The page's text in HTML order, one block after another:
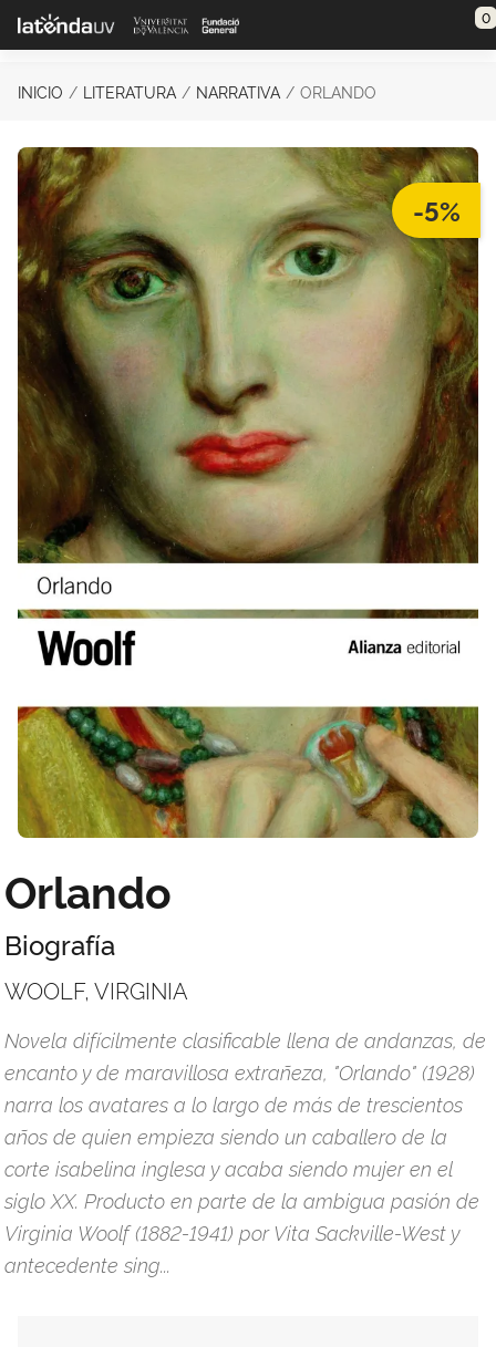
Saltar al contenido principal 0
INICIO LITERATURA NARRATIVA ORLANDO
-5%
Orlando
Biografía
WOOLF, VIRGINIA
Novela difícilmente clasificable llena de andanzas, de
encanto y de maravillosa extrañeza, "Orlando" (1928)
narra los avatares a lo largo de más de trescientos
años de quien empieza siendo un caballero de la
corte isabelina inglesa y acaba siendo mujer en el
siglo XX. Producto en parte de la ambigua pasión de
Virginia Woolf (1882-1941) por Vita Sackville-West y
antecedente sing...